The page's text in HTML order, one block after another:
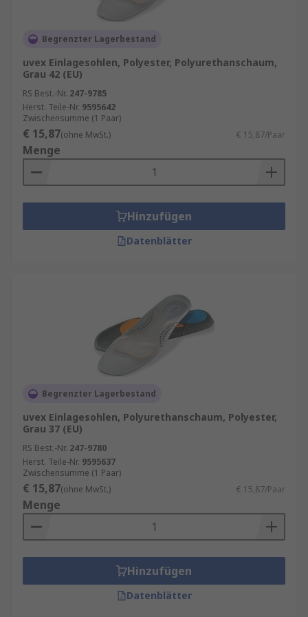
Begrenzter Lagerbestand
uvex Einlagesohlen, Polyester, Polyurethanschaum,
Grau 42 (EU)
RS Best.-Nr. 247-9785
Herst. Teile-Nr. 9595642
Zwischensumme (1 Paar)
€ 15,87(ohne MwSt.) € 15,87/Paar
Menge
Hinzufügen
Datenblätter
Begrenzter Lagerbestand
uvex Einlagesohlen, Polyurethanschaum, Polyester,
Grau 37 (EU)
RS Best.-Nr. 247-9780
Herst. Teile-Nr. 9595637
Zwischensumme (1 Paar)
€ 15,87(ohne MwSt.) € 15,87/Paar
Menge
Hinzufügen
Datenblätter